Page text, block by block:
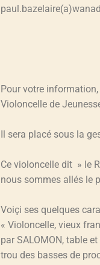
Pour votre information,
Violoncelle de
Il sera placé sous la
Ce violoncelle dit » le
nous sommes allés le
Voiçi ses quelques
« Violoncelle, vieux
par SALOMON, table
trou des basses de